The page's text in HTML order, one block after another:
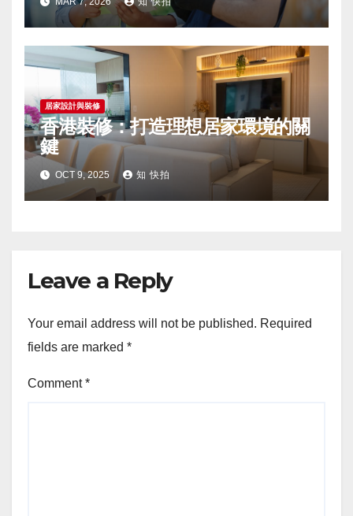
居家設計與裝修
香港裝修：打造理想居家環境的關
鍵
OCT 9, 2025 知 快拍
Leave a Reply
Your email address will not be published. Required
fields are marked *
Comment*